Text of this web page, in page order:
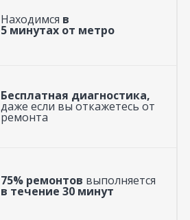
Находимся в
5 минутах от метро
Бесплатная диагностика,
даже если вы откажетесь от
ремонта
75% ремонтов выполняется
в течение 30 минут